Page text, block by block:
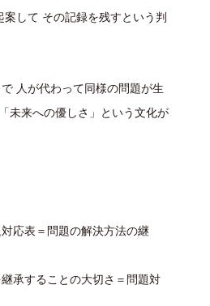
して その記録を残すという判
人が代わって同様の問題が生
未来への優しさ」という文化が
応表＝問題の解決方法の継
承することの大切さ＝問題対